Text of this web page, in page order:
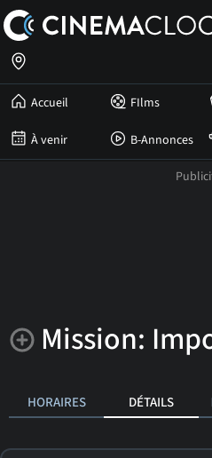
Accueil FIlms
À venir B-Annonces
Mission:
HORAIRES DÉTAILS